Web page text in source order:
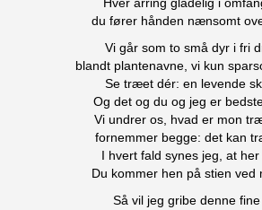
Hver årring gladelig i
du fører hånden nænsomt
Vi går som to små dyr i fri
blandt plantenavne, vi kun
Se træet dér: en levende
Og det og du og jeg er
Vi undrer os, hvad er mon
fornemmer begge: det kan
I hvert fald synes jeg, at
Du kommer hen på stien ved
Så vil jeg gribe denne